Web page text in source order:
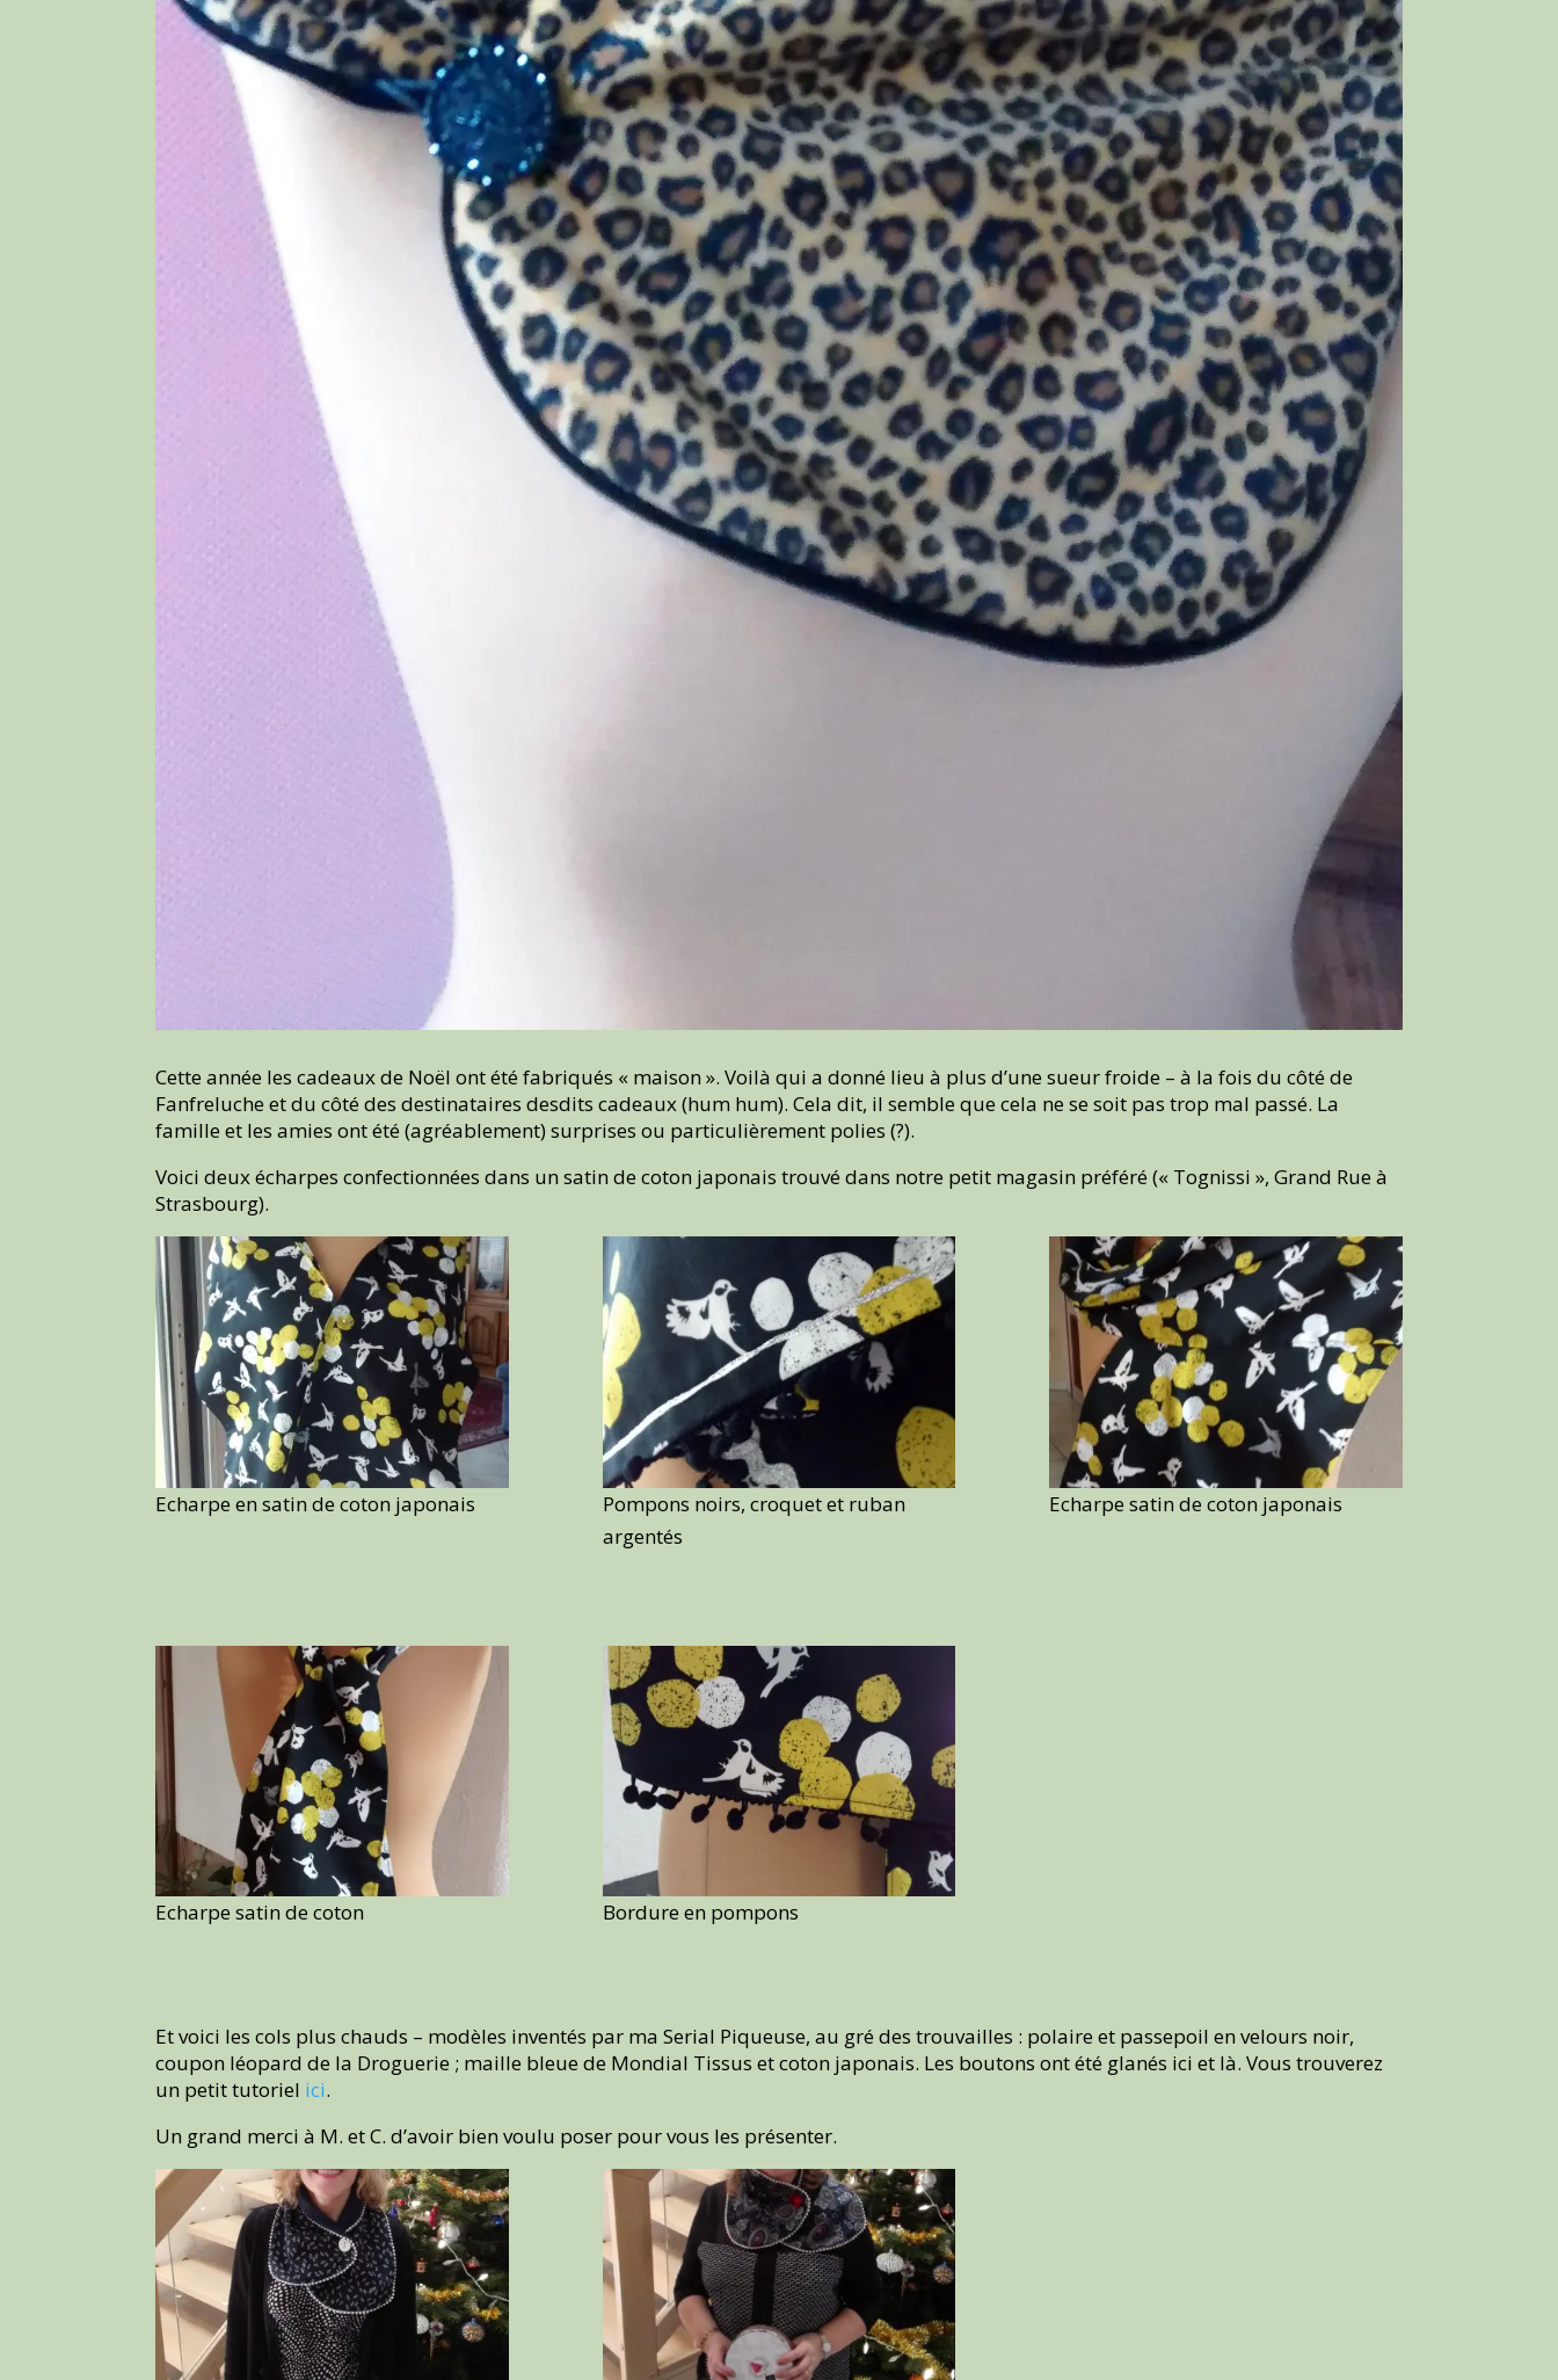
Cette année les cadeaux de Noël ont été fabriqués « maison ». Voilà qui a donné lieu à plus d’une sueur froide – à la fois du côté de
Fanfreluche et du côté des destinataires desdits cadeaux (hum hum). Cela dit, il semble que cela ne se soit pas trop mal passé. La
famille et les amies ont été (agréablement) surprises ou particulièrement polies (?).
Voici deux écharpes confectionnées dans un satin de coton japonais trouvé dans notre petit magasin préféré (« Tognissi », Grand Rue à
Strasbourg).
Echarpe en satin de coton japonais
Pompons noirs, croquet et ruban
argentés
Echarpe satin de coton japonais
Echarpe satin de coton Bordure en pompons
Et voici les cols plus chauds – modèles inventés par ma Serial Piqueuse, au gré des trouvailles : polaire et passepoil en velours noir,
coupon léopard de la Droguerie ; maille bleue de Mondial Tissus et coton japonais. Les boutons ont été glanés ici et là. Vous trouverez
un petit tutoriel ici.
Un grand merci à M. et C. d’avoir bien voulu poser pour vous les présenter.